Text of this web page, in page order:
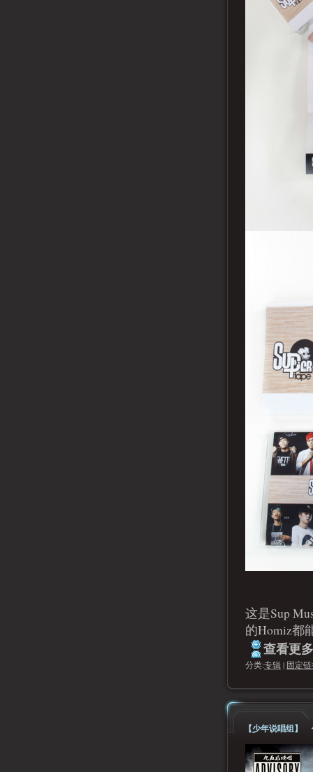
这是Sup
的Homiz都
查看更
分类:专辑| 固定
【少年说唱组】